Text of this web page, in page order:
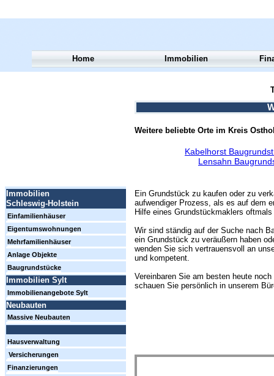
Weitere beliebte Orte im Kreis
Kabelhorst
Lensahn
Ein Grundstück zu kaufen oder zu
aufwendiger Prozess, als es auf dem
Hilfe eines Grundstückmaklers
Wir sind ständig auf der Suche nach
ein Grundstück zu veräußern haben
wenden Sie sich vertrauensvoll an
und kompetent.
Vereinbaren Sie am besten heute
schauen Sie persönlich in unserem
Home Immobilien
Immobilien
Schleswig-Holstein
Einfamilienhäuser
Eigentumswohnungen
Mehrfamilienhäuser
Anlage Objekte
Baugrundstücke
Immobilien Sylt
Immobilienangebote Sylt
Neubauten
Massive Neubauten
Hausverwaltung
Versicherungen
Finanzierungen